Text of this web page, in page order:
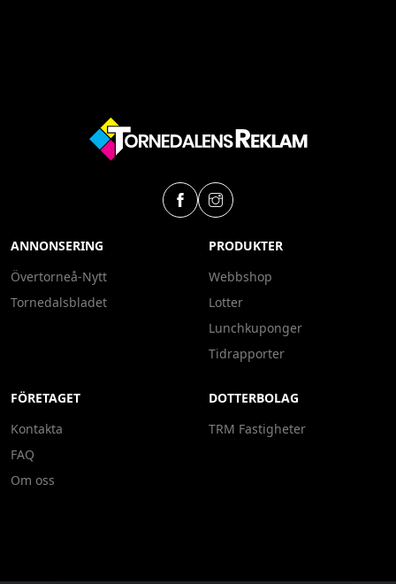
ANNONSERING
Övertorneå-Nytt
Tornedalsbladet
PRODUKTER
Webbshop
Lotter
Lunchkuponger
Tidrapporter
FÖRETAGET
Kontakta
FAQ
Om oss
DOTTERBOLAG
TRM Fastigheter